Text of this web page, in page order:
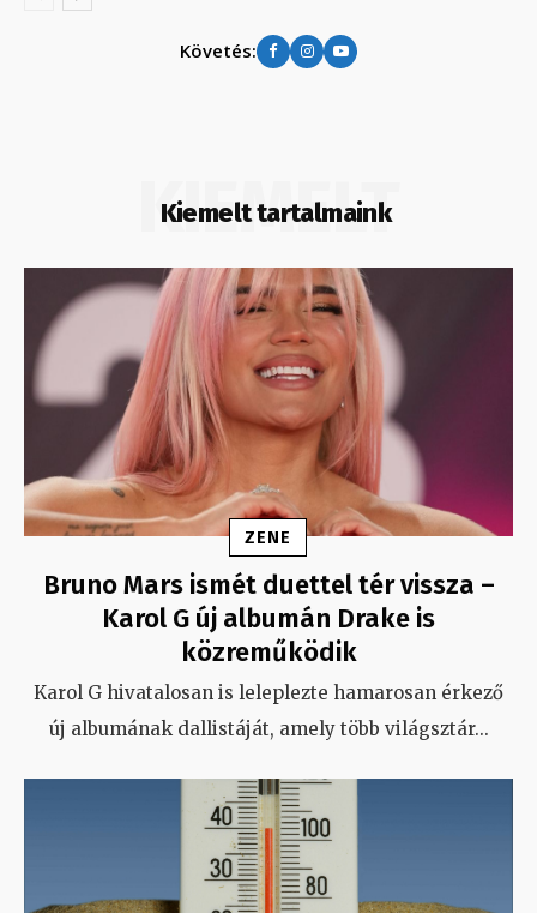
Követés:
Kiemelt tartalmaink
KIEMELT
ZENE
Bruno Mars ismét duettel tér vissza –
Karol G új albumán Drake is
közreműködik
Karol G hivatalosan is leleplezte hamarosan érkező
új albumának dallistáját, amely több világsztár...